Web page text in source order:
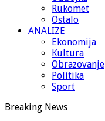
Rukomet
Ostalo
ANALIZE
Ekonomija
Kultura
Obrazovanje
Politika
Sport
Breaking News